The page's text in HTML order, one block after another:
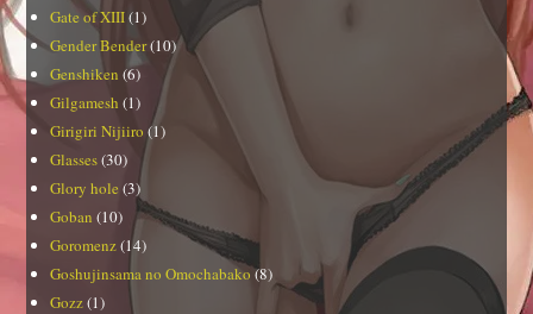
Gate of XIII(1)
Gender Bender(10)
Genshiken (6)
Gilgamesh (1)
Girigiri Nijiiro (1)
Glasses(30)
Glory hole (3)
Goban (10)
Goromenz(14)
Goshujinsama no Omochabako(8)
Gozz(1)